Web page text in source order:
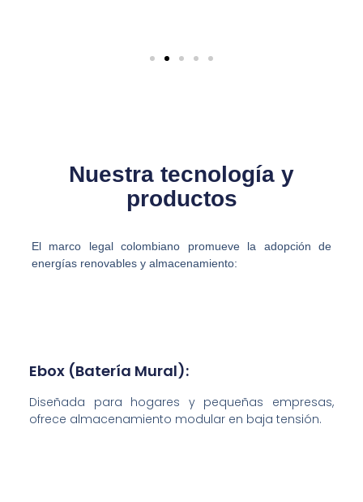
Nuestra tecnología y
productos
El marco legal colombiano promueve la adopción de
energías renovables y almacenamiento:
Ebox (batería Mural):
Diseñada para hogares y pequeñas empresas,
ofrece almacenamiento modular en baja tensión.